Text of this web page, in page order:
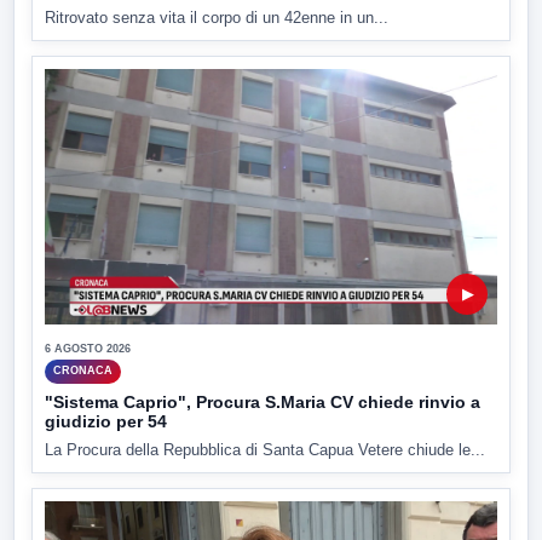
Ritrovato senza vita il corpo di un 42enne in un...
▶
6 AGOSTO 2026
CRONACA
"Sistema Caprio", Procura S.Maria CV chiede rinvio a
giudizio per 54
La Procura della Repubblica di Santa Capua Vetere chiude le...